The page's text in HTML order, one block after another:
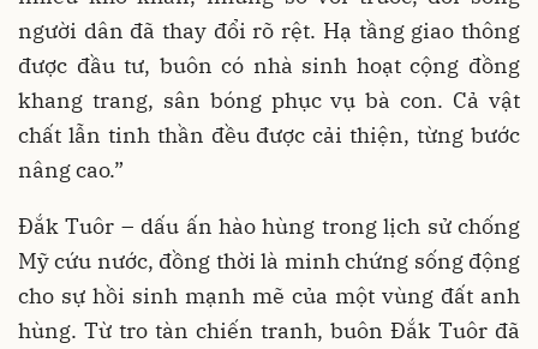
người dân đã thay đổi rõ rệt. Hạ tầng giao thông
được đầu tư, buôn có nhà sinh hoạt cộng đồng
khang trang, sân bóng phục vụ bà con. Cả vật
chất lẫn tinh thần đều được cải thiện, từng bước
nâng cao.”
Đắk Tuôr – dấu ấn hào hùng trong lịch sử chống
Mỹ cứu nước, đồng thời là minh chứng sống động
cho sự hồi sinh mạnh mẽ của một vùng đất anh
hùng. Từ tro tàn chiến tranh, buôn Đắk Tuôr đã